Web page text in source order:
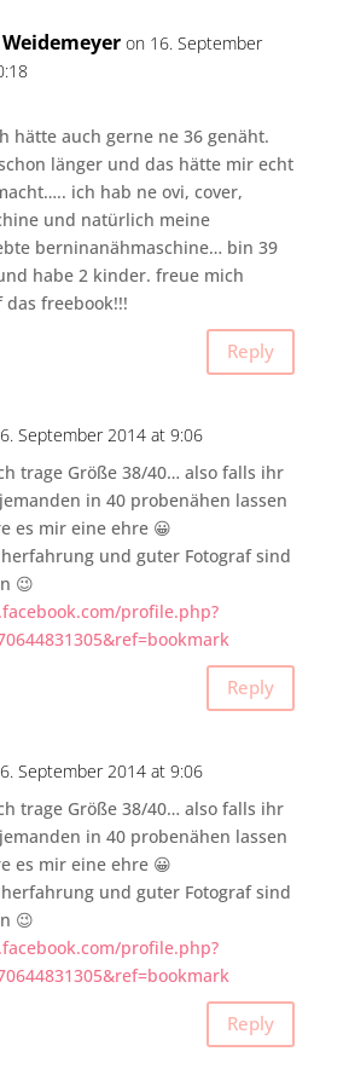
on 16. September
hätte auch gerne ne 36 genäht.
länger und das hätte mir echt
ich hab ne ovi, cover,
und natürlich meine
berninanähmaschine… bin 39
habe 2 kinder. freue mich
das freebook!!!
Reply
September 2014 at 9:06
trage Größe 38/40… also falls ihr
in 40 probenähen lassen
es mir eine ehre 😀
und guter Fotograf sind
😉
profile.php?
Reply
September 2014 at 9:06
trage Größe 38/40… also falls ihr
in 40 probenähen lassen
es mir eine ehre 😀
und guter Fotograf sind
😉
profile.php?
Reply